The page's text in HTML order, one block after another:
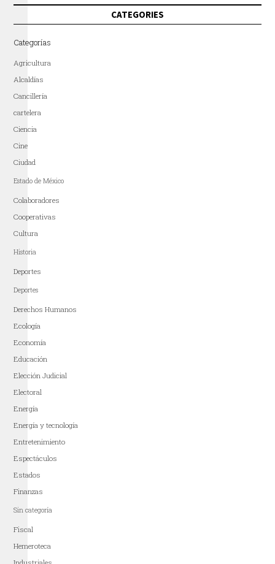
CATEGORIES
Categorías
Agricultura
Alcaldías
Cancillería
cartelera
Ciencia
Cine
Ciudad
Estado de México
Colaboradores
Cooperativas
Cultura
Historia
Deportes
Deportes
Derechos Humanos
Ecología
Economía
Educación
Elección Judicial
Electoral
Energía
Energía y tecnología
Entretenimiento
Espectáculos
Estados
Finanzas
Sin categoría
Fiscal
Hemeroteca